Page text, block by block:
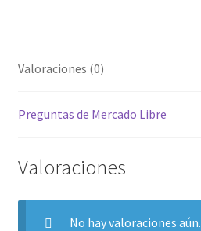
Valoraciones (0)
Preguntas de Mercado Libre
Valoraciones
No hay valoraciones aún.